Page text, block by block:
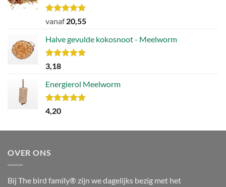
Waardering
uit 5
vanaf20,55
Halve gevulde kokosnoot - Meelworm
Waardering
5.00
3,18
Energierol Meelworm
Waardering
5.00
4,20
OVER ONS
Bij The bird family® zijn we dagelijks bezig met het